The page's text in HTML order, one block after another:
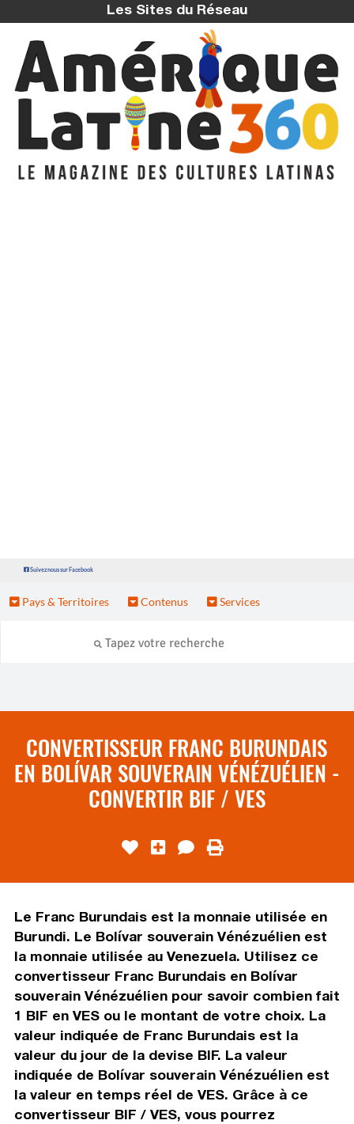
Les Sites du Réseau
Suivez nous sur Facebook
Pays & Territoires Contenus Services
CONVERTISSEUR FRANC BURUNDAIS
EN BOLÍVAR SOUVERAIN VÉNÉZUÉLIEN -
CONVERTIR BIF / VES
Le Franc Burundais est la monnaie utilisée en
Burundi. Le Bolívar souverain Vénézuélien est
la monnaie utilisée au Venezuela. Utilisez ce
convertisseur Franc Burundais en Bolívar
souverain Vénézuélien pour savoir combien fait
1 BIF en VES ou le montant de votre choix. La
valeur indiquée de Franc Burundais est la
valeur du jour de la devise BIF. La valeur
indiquée de Bolívar souverain Vénézuélien est
la valeur en temps réel de VES. Grâce à ce
convertisseur BIF / VES, vous pourrez